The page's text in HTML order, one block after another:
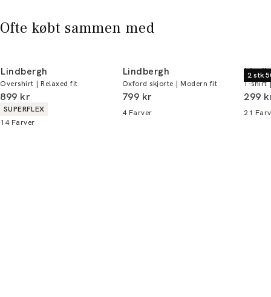
Ofte købt sammen med
Lindbergh
Overshirt | Relaxed fit
I alt (inkl. rabat)
899 kr
Produkt egenskaber
SUPERFLEX
14 Farver
Lindbergh
Oxford skjorte | Modern fit
I alt (inkl. rabat)
799 kr
4 Farver
2 stk
T-shirt
I alt
299
21